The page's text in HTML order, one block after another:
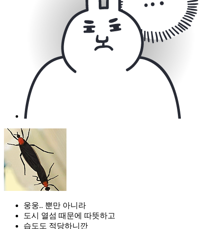
웅웅.. 뿐만 아니라
도시 열섬 때문에 따뜻하고
습도도 적당하니깐